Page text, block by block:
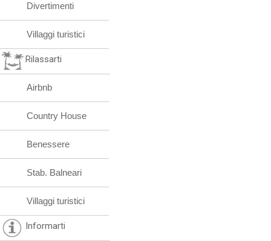
Divertimenti
Villaggi turistici
Rilassarti
Airbnb
Country House
Benessere
Stab. Balneari
Villaggi turistici
Informarti